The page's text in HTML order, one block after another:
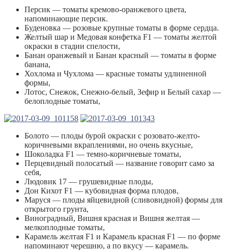
Персик — томаты кремово-оранжевого цвета,
напоминающие персик.
Буденовка — розовые крупные томаты в форме сердца.
Желтый шар и Медовая конфетка F1 — томаты желтой
окраски в стадии спелости,
Банан оранжевый и Банан красный — томаты в форме
банана,
Хохлома и Чухлома — красные томаты удлиненной
формы,
Лотос, Снежок, Снежно-белый, Зефир и Белый сахар —
белоплодные томаты,
Болото — плоды бурой окраски с розовато-желто-
коричневыми вкраплениями, но очень вкусные,
Шоколадка F1 — темно-коричневые томаты,
Перцевидный полосатый — название говорит само за
себя,
Людовик 17 — грушевидные плоды,
Дон Кихот F1 — кубовидная форма плодов,
Маруся — плоды яйцевидной (сливовидной) формы для
открытого грунта,
Виноградный, Вишня красная и Вишня желтая —
мелкоплодные томаты,
Карамель желтая F1 и Карамель красная F1 — по форме
напоминают черешню, а по вкусу — карамель.